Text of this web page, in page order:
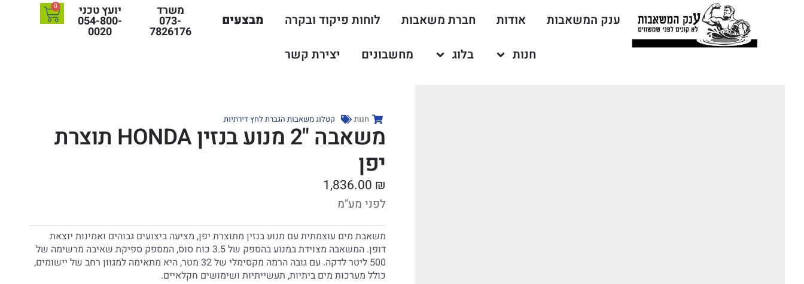
ענק המשאבות אודות חברת משאבות לוחות פיקוד ובקרה
מבצעים
חנות
בלוג מחשבונים יצירת קשר
משרד
073-
7826176
יועץ טכני
054-800-
0020
0
חנות קטלוג משאבות הגברת לחץ דירתיות
משאבה "2 מנוע בנזין HONDA תוצרת
יפן
1,836.00 ₪
לפני מע"מ
משאבת מים עוצמתית עם מנוע בנזין מתוצרת יפן, מציעה ביצועים גבוהים ואמינות יוצאת
דופן. המשאבה מצוידת במנוע בהספק של 3.5 כוח סוס, המספק ספיקת שאיבה מרשימה של
500 ליטר לדקה. עם גובה הרמה מקסימלי של 32 מטר, היא מתאימה למגוון רחב של יישומים,
כולל מערכות מים ביתיות, תעשייתיות ושימושים חקלאיים.